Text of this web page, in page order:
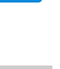
Gabriela